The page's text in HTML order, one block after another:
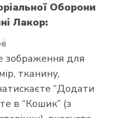
Оборони
Лакор:
зображення для
тканину,
“Додати
в “Кошик” (з